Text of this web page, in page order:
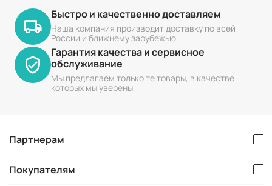
Быстро и качественно доставляем
Наша компания производит доставку по всей
России и ближнему зарубежью
Гарантия качества и сервисное
обслуживание
Мы предлагаем только те товары, в качестве
которых мы уверены
Партнерам
Покупателям